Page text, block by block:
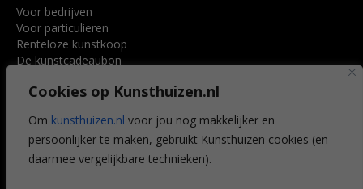
Cookies op Kunsthuizen.nl
Om kunsthuizen.nl voor jou nog makkelijker en
persoonlijker te maken, gebruikt Kunsthuizen cookies (en
daarmee vergelijkbare technieken).
Voor bedrijven
Voor particulieren
Renteloze kunstkoop
De kunstcadeaubon
Voordelen
Veelgestelde vragen
CONTACT